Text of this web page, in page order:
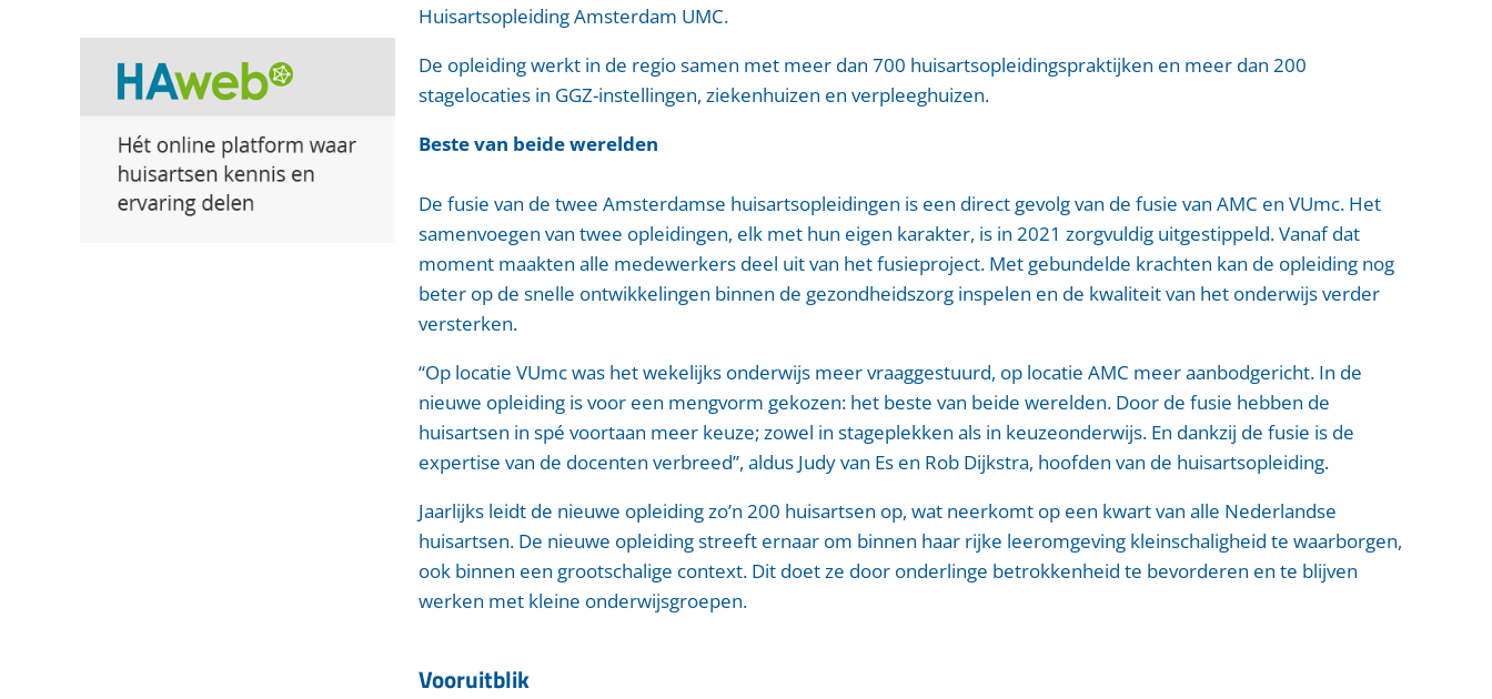
Huisartsopleiding Amsterdam UMC.
De opleiding werkt in de regio samen met meer dan 700 huisartsopleidingspraktijken en meer dan 200
stagelocaties in GGZ-instellingen, ziekenhuizen en verpleeghuizen.
Beste van beide werelden
De fusie van de twee Amsterdamse huisartsopleidingen is een direct gevolg van de fusie van AMC en VUmc. Het
samenvoegen van twee opleidingen, elk met hun eigen karakter, is in 2021 zorgvuldig uitgestippeld. Vanaf dat
moment maakten alle medewerkers deel uit van het fusieproject. Met gebundelde krachten kan de opleiding nog
beter op de snelle ontwikkelingen binnen de gezondheidszorg inspelen en de kwaliteit van het onderwijs verder
versterken.
“Op locatie VUmc was het wekelijks onderwijs meer vraaggestuurd, op locatie AMC meer aanbodgericht. In de
nieuwe opleiding is voor een mengvorm gekozen: het beste van beide werelden. Door de fusie hebben de
huisartsen in spé voortaan meer keuze; zowel in stageplekken als in keuzeonderwijs. En dankzij de fusie is de
expertise van de docenten verbreed”, aldus Judy van Es en Rob Dijkstra, hoofden van de huisartsopleiding.
Jaarlijks leidt de nieuwe opleiding zo’n 200 huisartsen op, wat neerkomt op een kwart van alle Nederlandse
huisartsen. De nieuwe opleiding streeft ernaar om binnen haar rijke leeromgeving kleinschaligheid te waarborgen,
ook binnen een grootschalige context. Dit doet ze door onderlinge betrokkenheid te bevorderen en te blijven
werken met kleine onderwijsgroepen.
Vooruitblik